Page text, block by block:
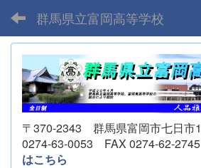
群馬県立富岡高等学校
〒370-2343 群馬県富岡市七日
0274-63-0053 FAX 0274-62-
はこちら